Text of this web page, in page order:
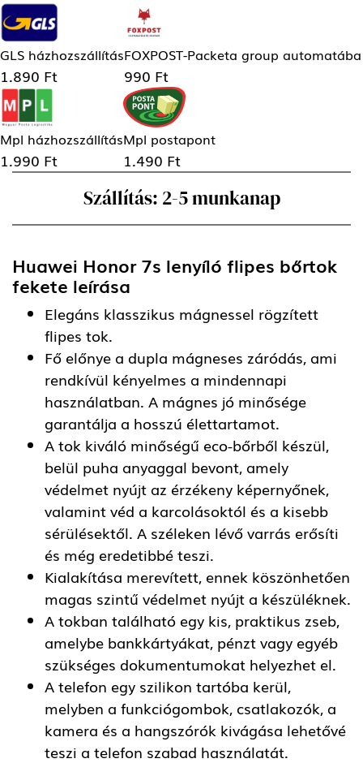
GLS házhozszállítás
1.890 Ft
FOXPOST-Packeta group automatába
990 Ft
Mpl házhozszállítás
1.990 Ft
Mpl postapont
1.490 Ft
Szállítás: 2-5 munkanap
Huawei Honor 7s lenyíló flipes bőrtok
fekete leírása
Elegáns klasszikus mágnessel rögzített
flipes tok.
Fő előnye a dupla mágneses záródás, ami
rendkívül kényelmes a mindennapi
használatban. A mágnes jó minősége
garantálja a hosszú élettartamot.
A tok kiváló minőségű eco-bőrből készül,
belül puha anyaggal bevont, amely
védelmet nyújt az érzékeny képernyőnek,
valamint véd a karcolásoktól és a kisebb
sérülésektől. A széleken lévő varrás erősíti
és még eredetibbé teszi.
Kialakítása merevített, ennek köszönhetően
magas szintű védelmet nyújt a készüléknek.
A tokban található egy kis, praktikus zseb,
amelybe bankkártyákat, pénzt vagy egyéb
szükséges dokumentumokat helyezhet el.
A telefon egy szilikon tartóba kerül,
melyben a funkciógombok, csatlakozók, a
kamera és a hangszórók kivágása lehetővé
teszi a telefon szabad használatát.